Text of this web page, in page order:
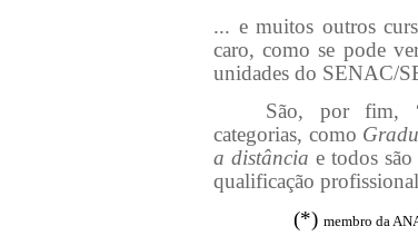
... e muitos outros
caro, como se pode
unidades do SENAC/
São, por fim,
categorias, como
a distância e todos
qualificação
(*) membro da